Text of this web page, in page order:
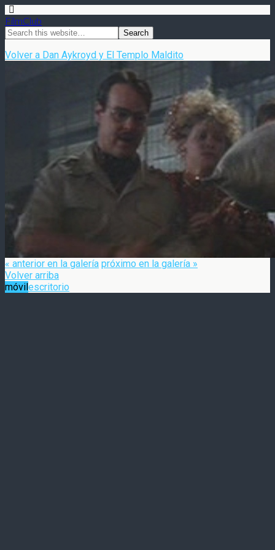
FilmClub
Volver a Dan Aykroyd y El Templo Maldito
« anterior en la galería próximo en la galería »
Volver arriba
móvilescritorio